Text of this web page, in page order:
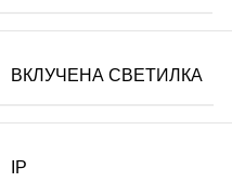
ВКЛУЧЕНА СВЕТИЛКА
IP